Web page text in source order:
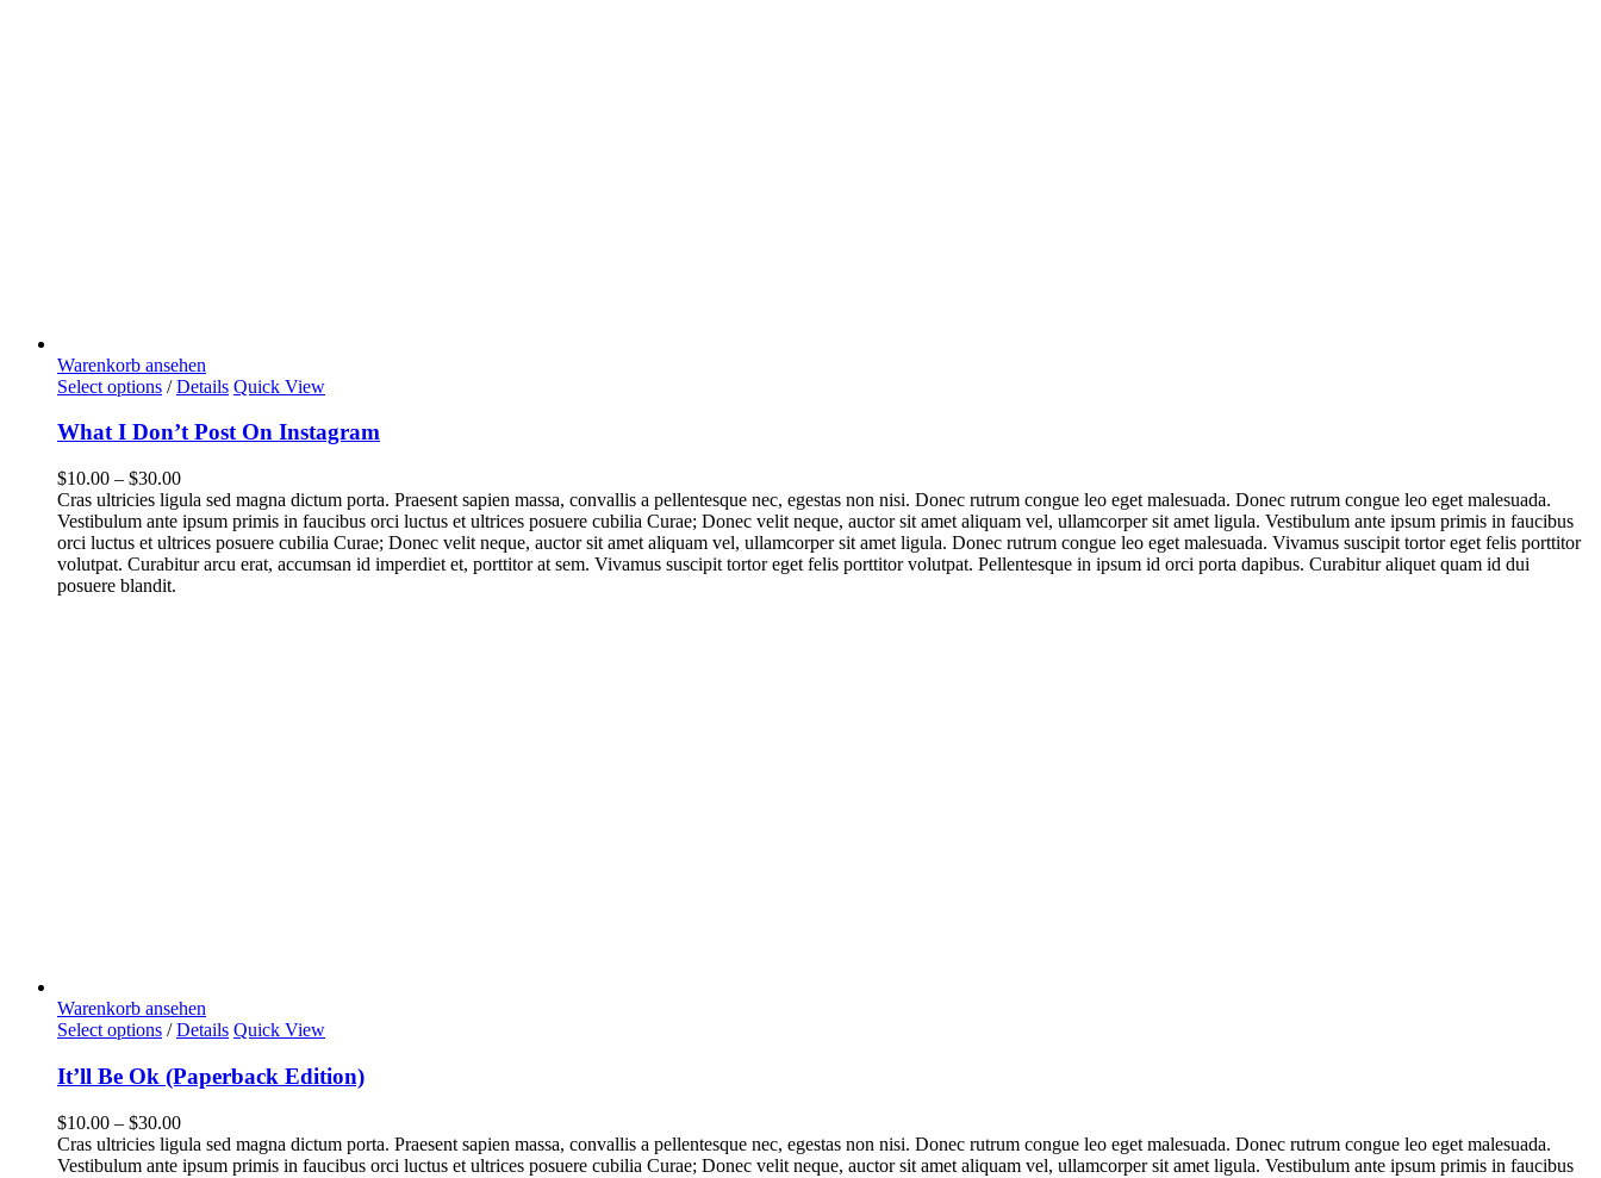
Warenkorb ansehen
Select options / Details Quick View
What I Don’t Post On Instagram
$10.00 – $30.00
Cras ultricies ligula sed magna dictum porta. Praesent sapien massa, convallis a pellentesque nec, egestas non nisi. Donec rutrum congue leo eget malesuada. Donec rutrum congue leo eget malesuada.
Vestibulum ante ipsum primis in faucibus orci luctus et ultrices posuere cubilia Curae; Donec velit neque, auctor sit amet aliquam vel, ullamcorper sit amet ligula. Vestibulum ante ipsum primis in faucibus
orci luctus et ultrices posuere cubilia Curae; Donec velit neque, auctor sit amet aliquam vel, ullamcorper sit amet ligula. Donec rutrum congue leo eget malesuada. Vivamus suscipit tortor eget felis porttitor
volutpat. Curabitur arcu erat, accumsan id imperdiet et, porttitor at sem. Vivamus suscipit tortor eget felis porttitor volutpat. Pellentesque in ipsum id orci porta dapibus. Curabitur aliquet quam id dui
posuere blandit.
Warenkorb ansehen
Select options / Details Quick View
It’ll Be Ok (Paperback Edition)
$10.00 – $30.00
Cras ultricies ligula sed magna dictum porta. Praesent sapien massa, convallis a pellentesque nec, egestas non nisi. Donec rutrum congue leo eget malesuada. Donec rutrum congue leo eget malesuada.
Vestibulum ante ipsum primis in faucibus orci luctus et ultrices posuere cubilia Curae; Donec velit neque, auctor sit amet aliquam vel, ullamcorper sit amet ligula. Vestibulum ante ipsum primis in faucibus